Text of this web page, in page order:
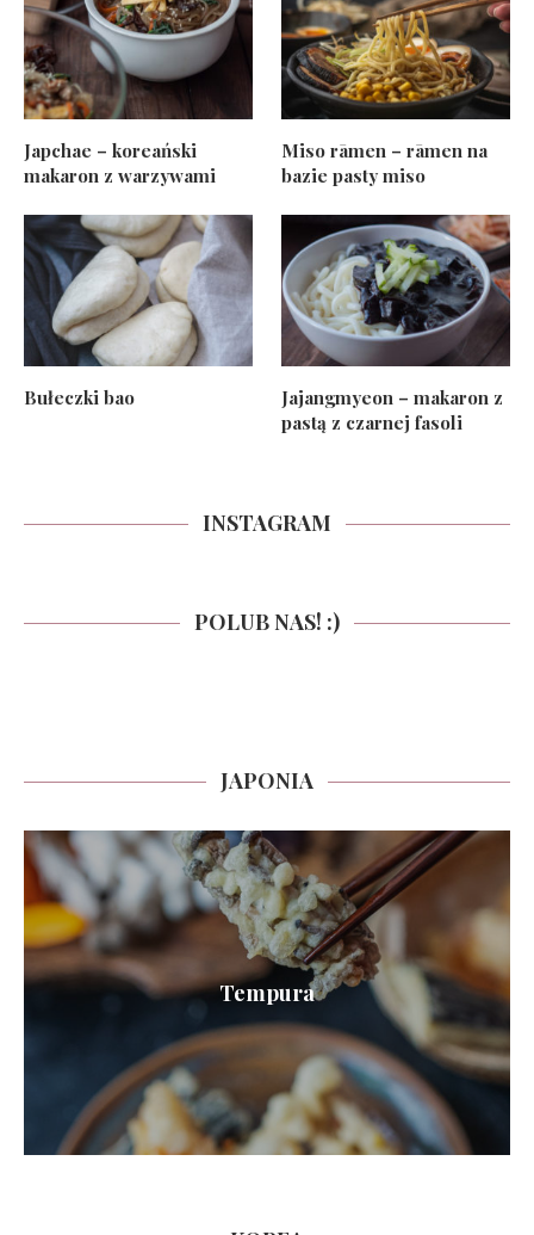
Japchae – koreański
makaron z warzywami
Miso rāmen – rāmen na
bazie pasty miso
Bułeczki bao
Jajangmyeon – makaron z
pastą z czarnej fasoli
INSTAGRAM
POLUB NAS! :)
JAPONIA
Tempura